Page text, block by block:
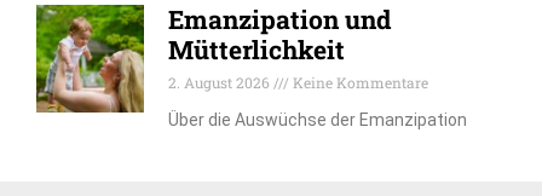
Emanzipation und
Mütterlichkeit
2. August 2026
Keine Kommentare
Über die Auswüchse der Emanzipation